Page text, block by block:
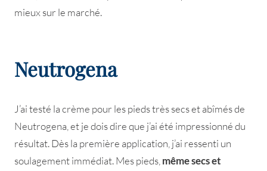
mieux sur le marché.
Neutrogena
J’ai testé la crème pour les pieds très secs et abîmés de
Neutrogena, et je dois dire que j’ai été impressionné du
résultat. Dès la première application, j’ai ressenti un
soulagement immédiat. Mes pieds, même secs et